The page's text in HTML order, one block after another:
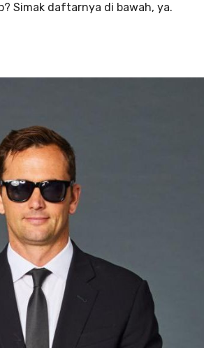
Simak daftarnya di bawah, ya.